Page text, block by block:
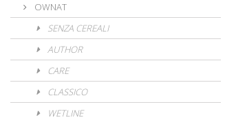
OWNAT
SENZA CEREALI
AUTHOR
CARE
CLASSICO
WETLINE